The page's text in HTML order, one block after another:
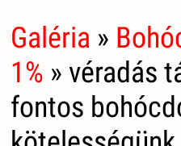
Galéria »
1% » véradás
fontos